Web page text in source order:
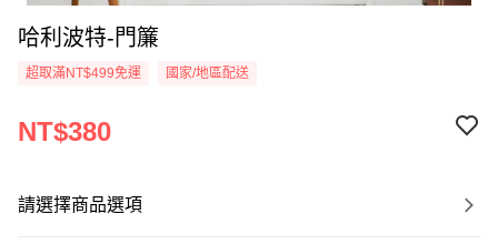
哈利波特-門簾
超取滿NT$499免運 國家/地區配送
NT$380
請選擇商品選項